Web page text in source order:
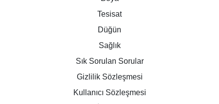
Tesisat
Düğün
Sağlık
Sık Sorulan Sorular
Gizlilik Sözleşmesi
Kullanıcı Sözleşmesi